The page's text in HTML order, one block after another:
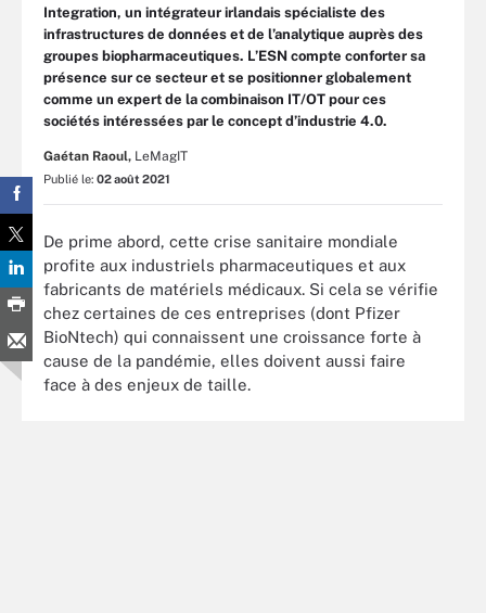
Integration, un intégrateur irlandais spécialiste des
infrastructures de données et de l’analytique auprès des
groupes biopharmaceutiques. L’ESN compte conforter sa
présence sur ce secteur et se positionner globalement
comme un expert de la combinaison IT/OT pour ces
sociétés intéressées par le concept d’industrie 4.0.
Gaétan Raoul, LeMagIT
Publié le: 02 août 2021
De prime abord, cette crise sanitaire mondiale
profite aux industriels pharmaceutiques et aux
fabricants de matériels médicaux. Si cela se vérifie
chez certaines de ces entreprises (dont Pfizer
BioNtech) qui connaissent une croissance forte à
cause de la pandémie, elles doivent aussi faire
face à des enjeux de taille.